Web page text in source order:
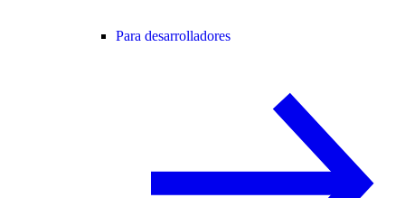
Para desarrolladores